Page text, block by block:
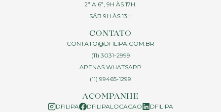
2ª A 6ª, 9H ÀS 17H.
SÁB 9H ÀS 13H
CONTATO
CONTATO@DFILIPA.COM.BR
(11) 3031-2999
APENAS WHATSAPP
(11) 99465-1299
ACOMPANHE
DFILIPA DFILIPALOCACAO DFILIPA